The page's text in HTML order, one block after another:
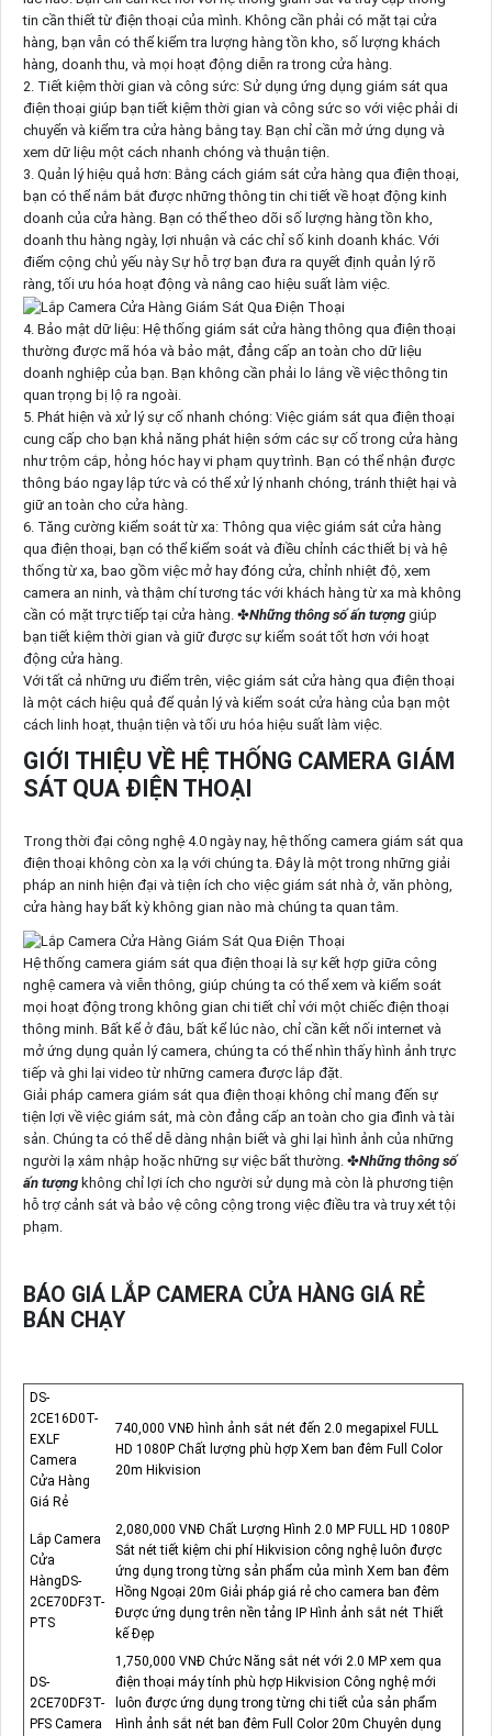
tin cần thiết từ điện thoại của mình. Không cần phải có mặt tại cửa
hàng, bạn vẫn có thể kiểm tra lượng hàng tồn kho, số lượng khách
hàng, doanh thu, và mọi hoạt động diễn ra trong cửa hàng.
2. Tiết kiệm thời gian và công sức: Sử dụng ứng dụng giám sát qua
điện thoại giúp bạn tiết kiệm thời gian và công sức so với việc phải di
chuyển và kiểm tra cửa hàng bằng tay. Bạn chỉ cần mở ứng dụng và
xem dữ liệu một cách nhanh chóng và thuận tiện.
3. Quản lý hiệu quả hơn: Bằng cách giám sát cửa hàng qua điện thoại,
bạn có thể nắm bắt được những thông tin chi tiết về hoạt động kinh
doanh của cửa hàng. Bạn có thể theo dõi số lượng hàng tồn kho,
doanh thu hàng ngày, lợi nhuận và các chỉ số kinh doanh khác. Với
điểm cộng chủ yếu này Sự hỗ trợ bạn đưa ra quyết định quản lý rõ
ràng, tối ưu hóa hoạt động và nâng cao hiệu suất làm việc.
4. Bảo mật dữ liệu: Hệ thống giám sát cửa hàng thông qua điện thoại
thường được mã hóa và bảo mật, đẳng cấp an toàn cho dữ liệu
doanh nghiệp của bạn. Bạn không cần phải lo lắng về việc thông tin
quan trọng bị lộ ra ngoài.
5. Phát hiện và xử lý sự cố nhanh chóng: Việc giám sát qua điện thoại
cung cấp cho bạn khả năng phát hiện sớm các sự cố trong cửa hàng
như trộm cắp, hỏng hóc hay vi phạm quy trình. Bạn có thể nhận được
thông báo ngay lập tức và có thể xử lý nhanh chóng, tránh thiệt hại và
giữ an toàn cho cửa hàng.
6. Tăng cường kiểm soát từ xa: Thông qua việc giám sát cửa hàng
qua điện thoại, bạn có thể kiểm soát và điều chỉnh các thiết bị và hệ
thống từ xa, bao gồm việc mở hay đóng cửa, chỉnh nhiệt độ, xem
camera an ninh, và thậm chí tương tác với khách hàng từ xa mà không
cần có mặt trực tiếp tại cửa hàng. ✤Những thông số ấn tượnggiúp
bạn tiết kiệm thời gian và giữ được sự kiểm soát tốt hơn với hoạt
động cửa hàng.
Với tất cả những ưu điểm trên, việc giám sát cửa hàng qua điện thoại
là một cách hiệu quả để quản lý và kiểm soát cửa hàng của bạn một
cách linh hoạt, thuận tiện và tối ưu hóa hiệu suất làm việc.
GIỚI THIỆU VỀ HỆ THỐNG CAMERA GIÁM
SÁT QUA ĐIỆN THOẠI
Trong thời đại công nghệ 4.0 ngày nay, hệ thống camera giám sát qua
điện thoại không còn xa lạ với chúng ta. Đây là một trong những giải
pháp an ninh hiện đại và tiện ích cho việc giám sát nhà ở, văn phòng,
cửa hàng hay bất kỳ không gian nào mà chúng ta quan tâm.
Hệ thống camera giám sát qua điện thoại là sự kết hợp giữa công
nghệ camera và viễn thông, giúp chúng ta có thể xem và kiểm soát
mọi hoạt động trong không gian chi tiết chỉ với một chiếc điện thoại
thông minh. Bất kể ở đâu, bất kể lúc nào, chỉ cần kết nối internet và
mở ứng dụng quản lý camera, chúng ta có thể nhìn thấy hình ảnh trực
tiếp và ghi lại video từ những camera được lắp đặt.
Giải pháp camera giám sát qua điện thoại không chỉ mang đến sự
tiện lợi về việc giám sát, mà còn đẳng cấp an toàn cho gia đình và tài
sản. Chúng ta có thể dễ dàng nhận biết và ghi lại hình ảnh của những
người lạ xâm nhập hoặc những sự việc bất thường. ✤Những thông số
ấn tượngkhông chỉ lợi ích cho người sử dụng mà còn là phương tiện
hỗ trợ cảnh sát và bảo vệ công cộng trong việc điều tra và truy xét tội
phạm.
BÁO GIÁ LẮP CAMERA CỬA HÀNG GIÁ RẺ
BÁN CHẠY
DS-
2CE16D0T-
EXLF
Camera
Cửa Hàng
Giá Rẻ
740,000 VNĐ hình ảnh sắt nét đến 2.0 megapixel FULL
HD 1080P Chất lượng phù hợp Xem ban đêm Full Color
20m Hikvision
Lắp Camera
Cửa
HàngDS-
2CE70DF3T-
PTS
2,080,000 VNĐ Chất Lượng Hình 2.0 MP FULL HD 1080P
Sắt nét tiết kiệm chi phí Hikvision công nghệ luôn được
ứng dụng trong từng sản phẩm của mình Xem ban đêm
Hồng Ngoại 20m Giải pháp giá rẻ cho camera ban đêm
Được ứng dụng trên nền tảng IP Hình ảnh sắt nét Thiết
kế Đẹp
DS-
2CE70DF3T-
PFS Camera
1,750,000 VNĐ Chức Năng sắt nét với 2.0 MP xem qua
điện thoại máy tính phù hợp Hikvision Công nghệ mới
luôn được ứng dụng trong từng chi tiết của sản phẩm
Hình ảnh sắt nét ban đêm Full Color 20m Chuyên dụng